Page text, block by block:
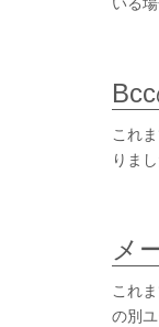
これ
りまし
メ
これ
の別